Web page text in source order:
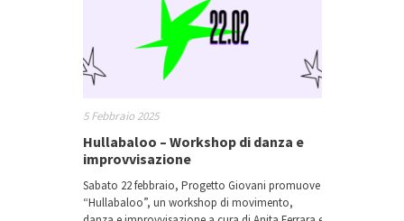
5 Febbraio 2025
Hullabaloo – Workshop di danza e
improvvisazione
Sabato 22 febbraio, Progetto Giovani promuove
“Hullabaloo”, un workshop di movimento,